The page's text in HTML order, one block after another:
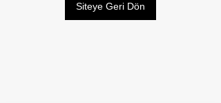
Siteye Geri Dön